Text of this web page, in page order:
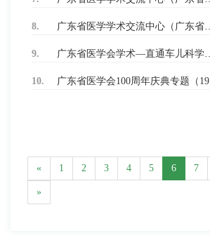
8. 广东省医学学术交流中心（广东省医学情报研究所）2018年合同人员招聘启事
9. 广东省医学会学术—直通车儿科学分会遗传内分泌代谢学组从化行
10. 广东省医学会100周年庆典专题（1917~2017）
« 1 2 3 4 5 6 7
»